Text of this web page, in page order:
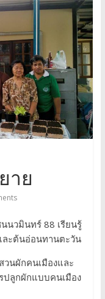
าย
นวมินทร์ 88 เรียนรู้
ละต้นอ่อนทานตะวัน
นผักคนเมืองและ
ปลูกผักแบบคนเมือง